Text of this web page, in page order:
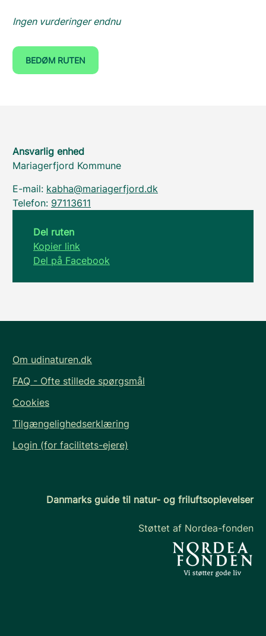
Ingen vurderinger endnu
BEDØM RUTEN
Ansvarlig enhed
Mariagerfjord Kommune
E-mail: kabha@mariagerfjord.dk
Telefon: 97113611
Del ruten
Kopier link
Del på Facebook
Om udinaturen.dk
FAQ - Ofte stillede spørgsmål
Cookies
Tilgængelighedserklæring
Login (for facilitets-ejere)
Danmarks guide til natur- og friluftsoplevelser
Støttet af Nordea-fonden